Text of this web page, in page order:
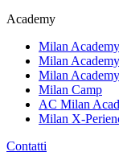
Academy
Milan Academy
Milan
Milan
Milan Camp
AC Milan
Milan X-
Contatti